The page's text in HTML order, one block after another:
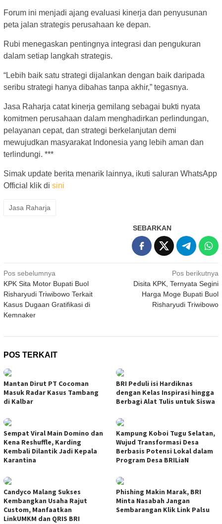
Forum ini menjadi ajang evaluasi kinerja dan penyusunan
peta jalan strategis perusahaan ke depan.
Rubi menegaskan pentingnya integrasi dan pengukuran
dalam setiap langkah strategis.
“Lebih baik satu strategi dijalankan dengan baik daripada
seribu strategi hanya dibahas tanpa akhir,” tegasnya.
Jasa Raharja catat kinerja gemilang sebagai bukti nyata
komitmen perusahaan dalam menghadirkan perlindungan,
pelayanan cepat, dan strategi berkelanjutan demi
mewujudkan masyarakat Indonesia yang lebih aman dan
terlindungi. ***
Simak update berita menarik lainnya, ikuti saluran WhatsApp
Official klik di sini
Jasa Raharja
SEBARKAN
Navigasi
pos
Pos sebelumnya
KPK Sita Motor Bupati Buol
Risharyudi Triwibowo Terkait
Kasus Dugaan Gratifikasi di
Kemnaker
Pos berikutnya
Disita KPK, Ternyata Segini
Harga Moge Bupati Buol
Risharyudi Triwibowo
POS TERKAIT
Mantan Dirut PT Cocoman
Masuk Radar Kasus Tambang
di Kalbar
BRI Peduli isi Hardiknas
dengan Kelas Inspirasi hingga
Berbagi Alat Tulis untuk Siswa
Sempat Viral Main Domino dan
Kena Reshuffle, Karding
Kembali Dilantik Jadi Kepala
Karantina
Kampung Koboi Tugu Selatan,
Wujud Transformasi Desa
Berbasis Potensi Lokal dalam
Program Desa BRILiaN
Candyco Malang Sukses
Kembangkan Usaha Rajut
Custom, Manfaatkan
LinkUMKM dan QRIS BRI
Phishing Makin Marak, BRI
Minta Nasabah Jangan
Sembarangan Klik Link Palsu